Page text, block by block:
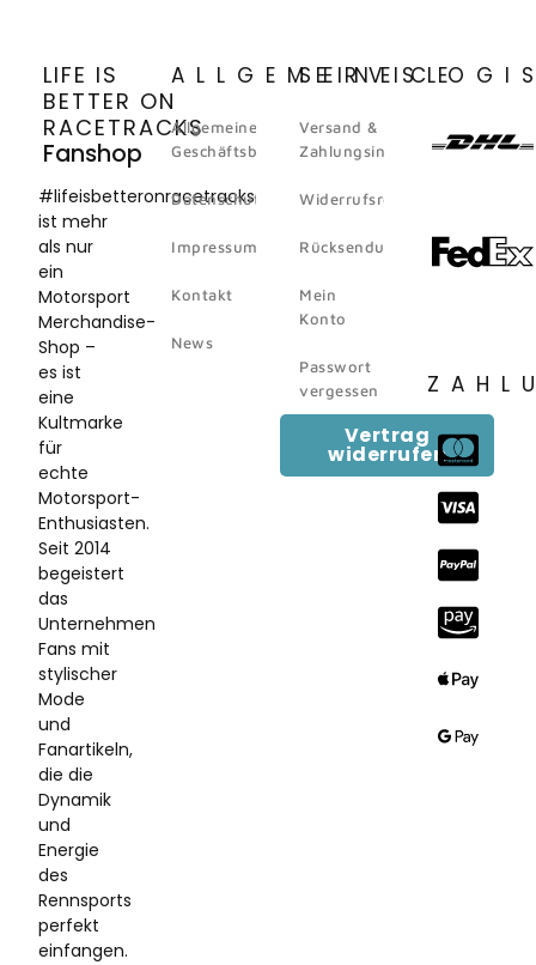
LIFE IS
BETTER ON
RACETRACKS
Fanshop
#lifeisbetteronracetracks
ist mehr
als nur
ein
Motorsport
Merchandise-
Shop –
es ist
eine
Kultmarke
für
echte
Motorsport-
Enthusiasten.
Seit 2014
begeistert
das
Unternehmen
Fans mit
stylischer
Mode
und
Fanartikeln,
die die
Dynamik
und
Energie
des
Rennsports
perfekt
einfangen.
ALLGEMEINES
Allgemeine
Geschäftsbedingungen
Datenschutz
Impressum
Kontakt
News
SERVICE
Versand &
Zahlungsinformation
Widerrufsrecht
Rücksendungen
Mein
Konto
Passwort
vergessen
Vertrag
widerrufen